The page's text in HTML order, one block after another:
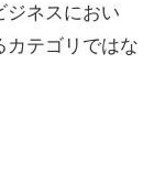
ジネスにおい
カテゴリではな